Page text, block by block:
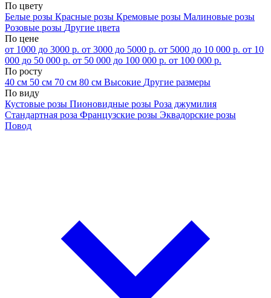
По цвету
Белые розы Красные розы Кремовые розы Малиновые розы
Розовые розы Другие цвета
По цене
от 1000 до 3000 р. от 3000 до 5000 р. от 5000 до 10 000 р. от 10
000 до 50 000 р. от 50 000 до 100 000 р. от 100 000 р.
По росту
40 см 50 см 70 см 80 см Высокие Другие размеры
По виду
Кустовые розы Пионовидные розы Роза джумилия
Стандартная роза Французские розы Эквадорские розы
Повод